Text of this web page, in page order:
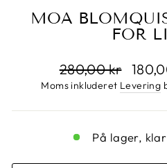
MOA
FOR
Normalpris
280,00 kr
Moms inkluderet Levering
På lager,